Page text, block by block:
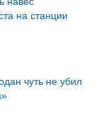
на станции
чуть не убил